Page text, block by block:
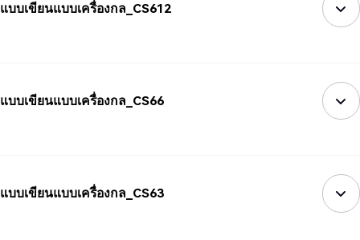
แบบเขียนแบบเครื่องกล_CS612
แบบเขียนแบบเครื่องกล_CS66
แบบเขียนแบบเครื่องกล_CS63